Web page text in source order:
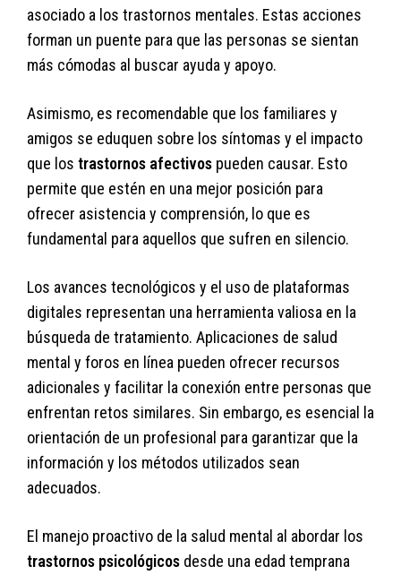
asociado a los trastornos mentales. Estas acciones
forman un puente para que las personas se sientan
más cómodas al buscar ayuda y apoyo.
Asimismo, es recomendable que los familiares y
amigos se eduquen sobre los síntomas y el impacto
que los trastornos afectivos pueden causar. Esto
permite que estén en una mejor posición para
ofrecer asistencia y comprensión, lo que es
fundamental para aquellos que sufren en silencio.
Los avances tecnológicos y el uso de plataformas
digitales representan una herramienta valiosa en la
búsqueda de tratamiento. Aplicaciones de salud
mental y foros en línea pueden ofrecer recursos
adicionales y facilitar la conexión entre personas que
enfrentan retos similares. Sin embargo, es esencial la
orientación de un profesional para garantizar que la
información y los métodos utilizados sean
adecuados.
El manejo proactivo de la salud mental al abordar los
trastornos psicológicos desde una edad temprana